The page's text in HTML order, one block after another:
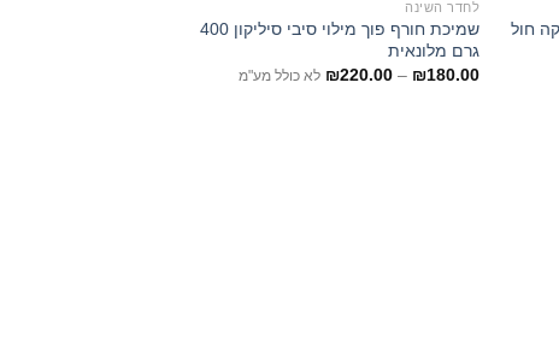
לחדר השינה
שמיכת חורף פוך מילוי סיבי סיליקון 400
גרם מלונאית
₪180.00
–
₪220.00 לא כולל מע"מ